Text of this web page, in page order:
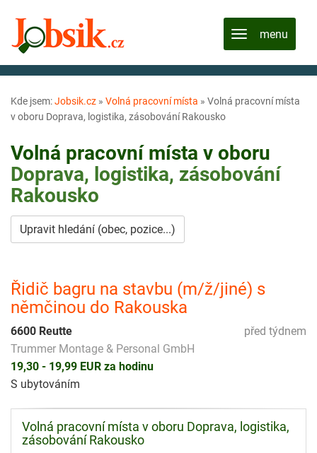
Kde jsem:Jobsik.cz » Volná pracovní místa » Volná pracovní místa
v oboru Doprava, logistika, zásobování Rakousko
Volná pracovní místa v oboru
Doprava, logistika, zásobování
Rakousko
Upravit hledání (obec, pozice...)
Řidič bagru na stavbu (m/ž/jiné) s
němčinou do Rakouska
před týdnem
6600 Reutte
Trummer Montage & Personal GmbH
19,30 - 19,99 EUR za hodinu
S ubytováním
Volná pracovní místa v oboru Doprava, logistika,
zásobování Rakousko